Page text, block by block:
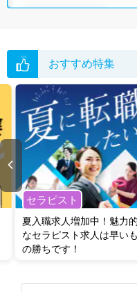
ご希望条件がまだ定まっていな
い。
おすすめ特集
セラピスト
夏入職求人増加中！魅力的
なセラピスト求人は早いも
の勝ちです！